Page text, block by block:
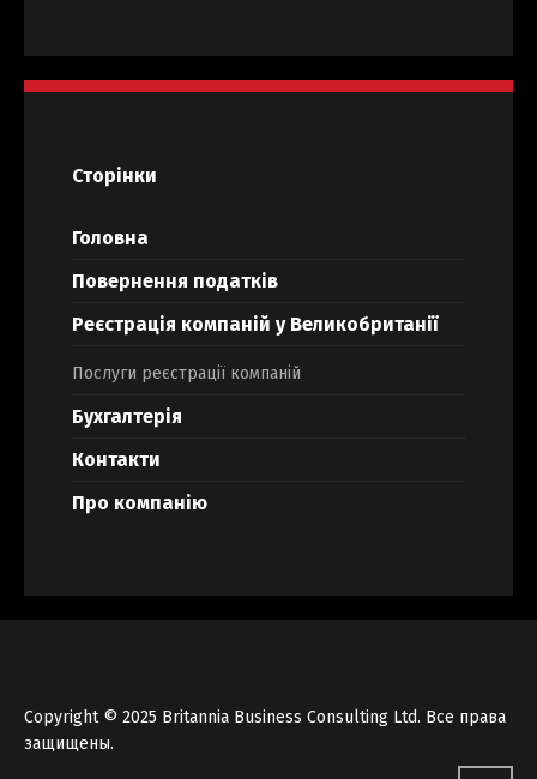
Сторінки
Головна
Повернення податків
Реєстрація компаній у Великобританії
Послуги реєстрації компаній
Бухгалтерія
Контакти
Про компанію
Copyright © 2025 Britannia Business Consulting Ltd. Все права
защищены.